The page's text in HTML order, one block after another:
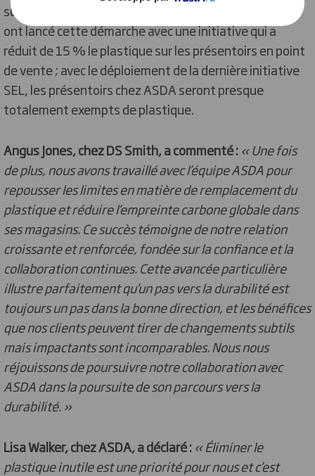
supermarchés d’ici 2025. L’an dernier, les deux parties
ont lancé cette démarche avec une initiative qui a
réduit de 15 % le plastique sur les présentoirs en point
de vente ; avec le déploiement de la dernière initiative
SEL, les présentoirs chez ASDA seront presque
totalement exempts de plastique.
Angus Jones, chez DS Smith, a commenté :« Une fois
de plus, nous avons travaillé avec l’équipe ASDA pour
repousser les limites en matière de remplacement du
plastique et réduire l’empreinte carbone globale dans
ses magasins. Ce succès témoigne de notre relation
croissante et renforcée, fondée sur la confiance et la
collaboration continues. Cette avancée particulière
illustre parfaitement qu’un pas vers la durabilité est
toujours un pas dans la bonne direction, et les bénéfices
que nos clients peuvent tirer de changements subtils
maisimpactantssont incomparables. Nous nous
réjouissons de poursuivre notre collaboration avec
ASDA dans la poursuite de son parcours vers la
durabilité. »
Lisa Walker, chez ASDA, a déclaré :« Éliminer le
plastique inutile est une priorité pour nous et c’est